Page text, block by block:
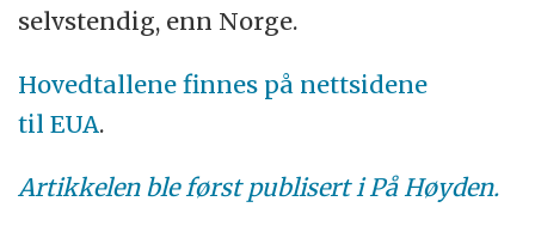
selvstendig, enn Norge.
Hovedtallene finnes på nettsidene
til EUA.
Artikkelen ble først publisert i På Høyden.